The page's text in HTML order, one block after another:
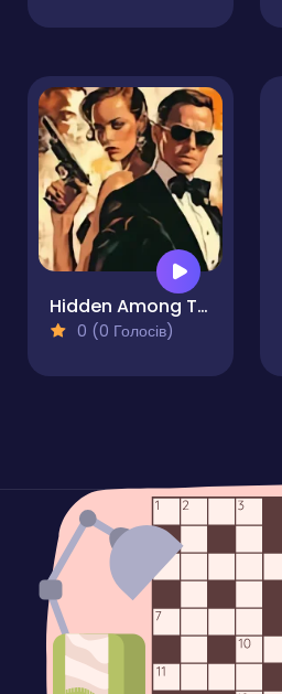
Hidden Among Thieves
0 (0 Голосів)